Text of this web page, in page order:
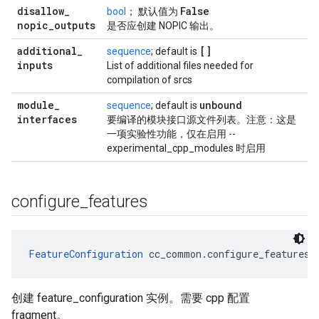
disallow_
nopic_outputs
bool ； 默认值为 False
是否应创建 NOPIC 输出。
additional_
inputs
sequence; default is []
List of additional files needed for
compilation of srcs
module_
interfaces
sequence; default is unbound
要编译的模块接口源文件列表。注意：这是
一项实验性功能，仅在启用 --
experimental_cpp_modules 时启用
configure features
FeatureConfiguration
创建 feature_configuration 实例。需要 cpp 配置
fragment。